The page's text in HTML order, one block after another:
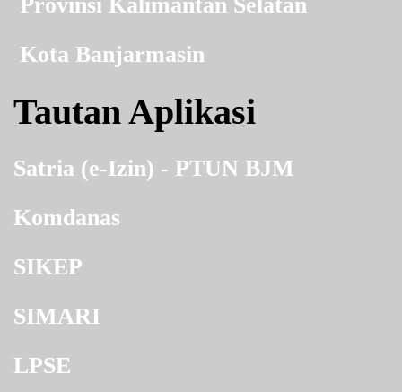
Kota Banjarmasin
Tautan Aplikasi
Satria (e-Izin) - PTUN BJM
Komdanas
SIKEP
SIMARI
LPSE